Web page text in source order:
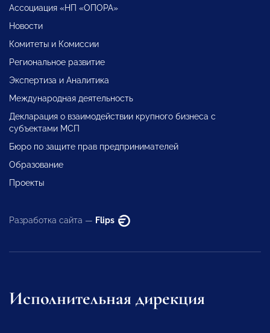
Ассоциация «НП «ОПОРА»
Новости
Комитеты и Комиссии
Региональное развитие
Экспертиза и Аналитика
Международная деятельность
Декларация о взаимодействии крупного бизнеса с
субъектами МСП
Бюро по защите прав предпринимателей
Образование
Проекты
Разработка сайта — Flips
Исполнительная дирекция